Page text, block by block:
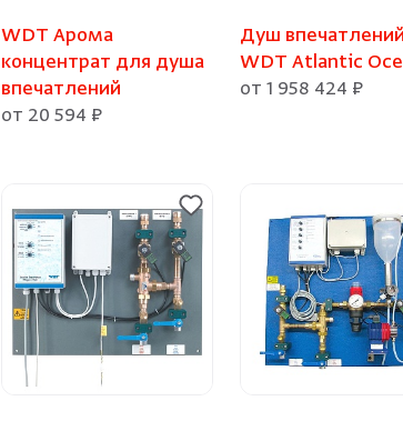
WDT Арома
концентрат для душа
впечатлений
от 20 594 ₽
Душ впечатлений
WDT Atlantic
от 1 958 424 ₽